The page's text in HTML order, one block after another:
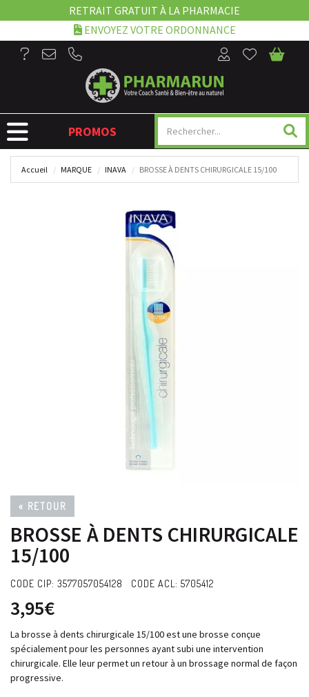
RETRAIT GRATUIT À LA PHARMACIE
ENVOYEZ VOTRE ORDONNANCE
NAVIGATION
PROMOS
Accueil MARQUE INAVA BROSSE À DENTS CHIRURGICALE 15/100
« RETOUR
BROSSE À DENTS CHIRURGICALE
15/100
CODE CIP: 3577057054128 CODE ACL: 5705412
3,95€
La brosse à dents chirurgicale 15/100 est une brosse conçue
spécialement pour les personnes ayant subi une intervention
chirurgicale. Elle leur permet un retour à un brossage normal de façon
progressive.